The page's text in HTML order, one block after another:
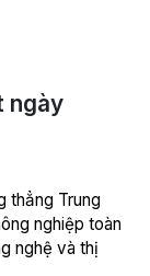
ngày
thẳng Trung
nghiệp toàn
nghệ và thị